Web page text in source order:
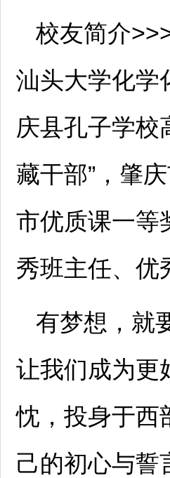
校友简介
汕头大学化学
庆县孔子学校
藏干部”，肇
市优质课一等
秀班主任、优
有梦想，就
让我们成为更
忱，投身于西
己的初心与誓